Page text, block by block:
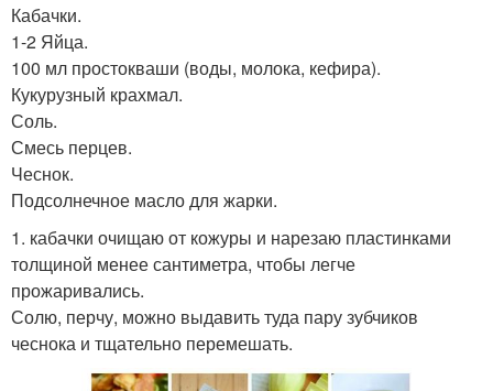
Кабачки.
1-2 Яйца.
100 мл простокваши (воды, молока, кефира).
Кукурузный крахмал.
Соль.
Смесь перцев.
Чеснок.
Подсолнечное масло для жарки.
1. кабачки очищаю от кожуры и нарезаю пластинками
толщиной менее сантиметра, чтобы легче
прожаривались.
Солю, перчу, можно выдавить туда пару зубчиков
чеснока и тщательно перемешать.